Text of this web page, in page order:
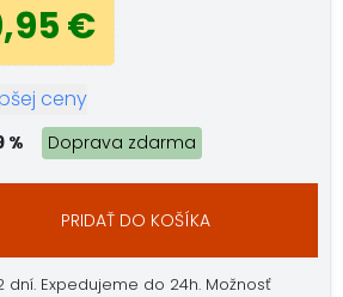
€
ceny
% Doprava zdarma
PRIDAŤ DO KOŠÍKA
dní. Expedujeme do 24h. Možnosť